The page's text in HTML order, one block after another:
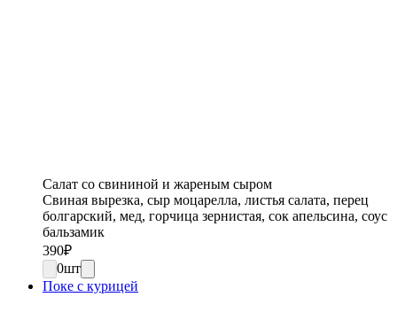
Салат со свининой и жареным сыром
Свиная вырезка, сыр моцарелла, листья салата, перец
болгарский, мед, горчица зернистая, сок апельсина, соус
бальзамик
390₽
0шт
Поке с курицей